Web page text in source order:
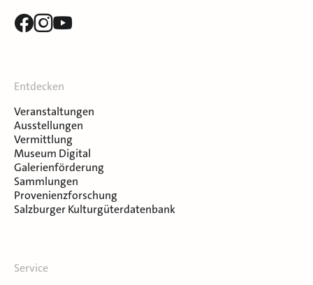
Entdecken
Veranstaltungen
Ausstellungen
Vermittlung
Museum Digital
Galerienförderung
Sammlungen
Provenienzforschung
Salzburger Kulturgüterdatenbank
Service